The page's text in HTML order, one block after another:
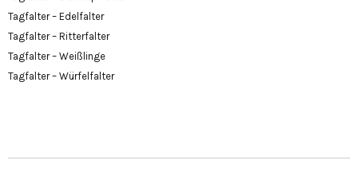
Tagfalter – Edelfalter
Tagfalter – Ritterfalter
Tagfalter – Weißlinge
Tagfalter – Würfelfalter